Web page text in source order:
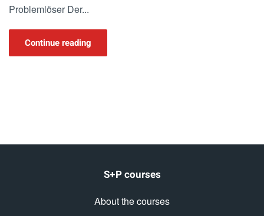
Problemlöser Der...
Continue reading
S+P courses
About the courses